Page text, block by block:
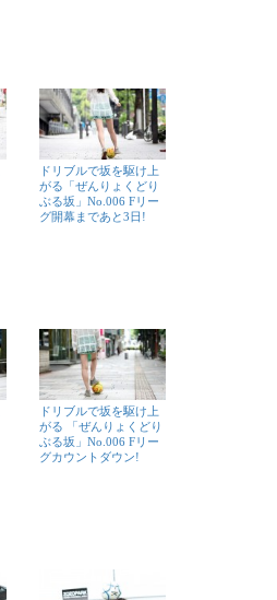
ドリブルで坂を駆け上
がる「ぜんりょくどり
ぶる坂」No.006 Fリー
グ開幕まであと3日!
ドリブルで坂を駆け上
がる 「ぜんりょくどり
ぶる坂」No.006 Fリー
グカウントダウン!